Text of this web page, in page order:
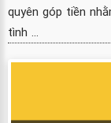
quyên góp tiền
tình ...